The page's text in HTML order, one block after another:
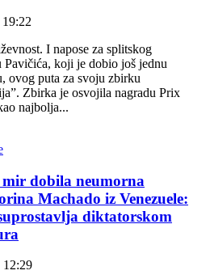
I napose za splitskog
koji je dobio još jednu
ovog puta za svoju zbirku
Zbirka je osvojila nagradu Prix
najbolja...
dobila neumorna
Machado iz Venezuele:
diktatorskom